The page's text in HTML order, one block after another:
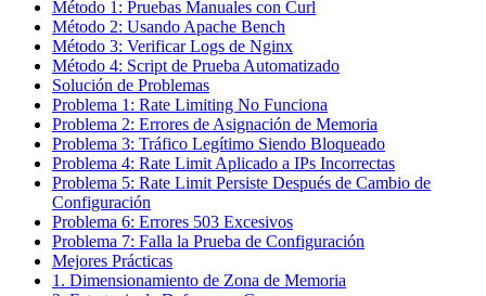
Método 1: Pruebas Manuales con Curl
Método 2: Usando Apache Bench
Método 3: Verificar Logs de Nginx
Método 4: Script de Prueba Automatizado
Solución de Problemas
Problema 1: Rate Limiting No Funciona
Problema 2: Errores de Asignación de Memoria
Problema 3: Tráfico Legítimo Siendo Bloqueado
Problema 4: Rate Limit Aplicado a IPs Incorrectas
Problema 5: Rate Limit Persiste Después de Cambio de
Configuración
Problema 6: Errores 503 Excesivos
Problema 7: Falla la Prueba de Configuración
Mejores Prácticas
1. Dimensionamiento de Zona de Memoria